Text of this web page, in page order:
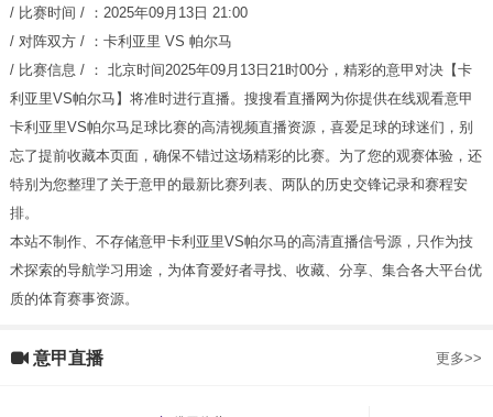
/ 比赛时间 / ： 2025年09月13日 21:00
/ 对阵双方 / ： 卡利亚里 VS 帕尔马
/ 比赛信息 / ： 北京时间2025年09月13日21时00分，精彩的意甲对决【卡
利亚里VS帕尔马】将准时进行直播。搜搜看直播网为你提供在线观看意甲
卡利亚里VS帕尔马足球比赛的高清视频直播资源，喜爱足球的球迷们，别
忘了提前收藏本页面，确保不错过这场精彩的比赛。为了您的观赛体验，还
特别为您整理了关于意甲的最新比赛列表、两队的历史交锋记录和赛程安
排。
本站不制作、不存储意甲卡利亚里VS帕尔马的高清直播信号源，只作为技
术探索的导航学习用途，为体育爱好者寻找、收藏、分享、集合各大平台优
质的体育赛事资源。
意甲直播 更多>>